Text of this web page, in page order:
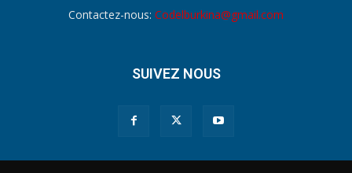
Contactez-nous: Codelburkina@gmail.com
SUIVEZ NOUS